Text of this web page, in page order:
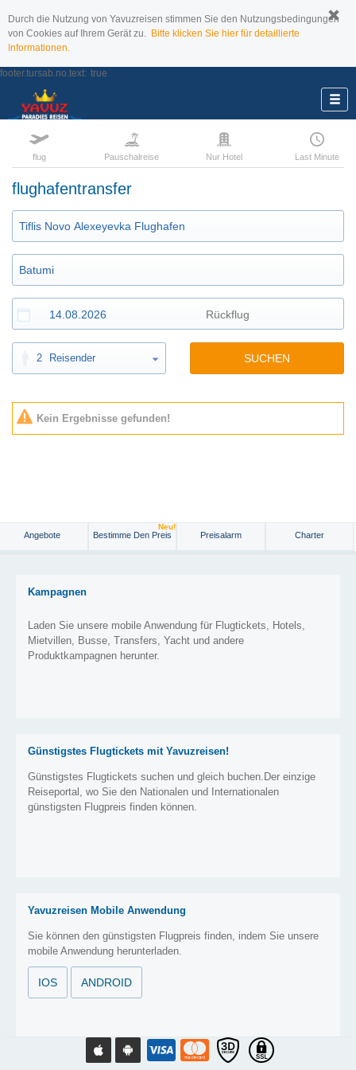
Durch die Nutzung von Yavuzreisen stimmen Sie den Nutzungsbedingungen
von Cookies auf Ihrem Gerät zu. Bitte klicken Sie hier für detaillierte
Informationen.
footer.tursab.no.text: true
flug Pauschalreise Nur Hotel Last Minute
flughafentransfer
2 Reisender SUCHEN
Kein Ergebnisse gefunden!
Angebote Bestimme Den Preis
Neu!
Preisalarm Charter
Kampagnen
Laden Sie unsere mobile Anwendung für Flugtickets, Hotels,
Mietvillen, Busse, Transfers, Yacht und andere
Produktkampagnen herunter.
Günstigstes Flugtickets mit Yavuzreisen!
Günstigstes Flugtickets suchen und gleich buchen.Der einzige
Reiseportal, wo Sie den Nationalen und Internationalen
günstigsten Flugpreis finden können.
Yavuzreisen Mobile Anwendung
Sie können den günstigsten Flugpreis finden, indem Sie unsere
mobile Anwendung herunterladen.
IOS ANDROID